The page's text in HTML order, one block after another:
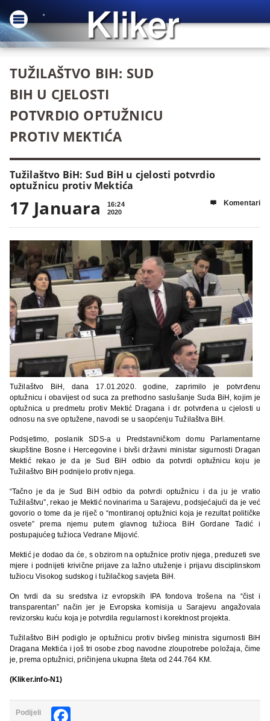
TUŽILAŠTVO BIH: SUD
BIH U CJELOSTI
POTVRDIO OPTUŽNICU
PROTIV MEKTIĆA
Tužilaštvo BiH: Sud BiH u cjelosti potvrdio
optužnicu protiv Mektića
17 Januara
16:24
2020
 Komentari
Tužilaštvo BiH, dana 17.01.2020. godine, zaprimilo je potvrđenu
optužnicu i obavijest od suca za prethodno saslušanje Suda BiH, kojim je
optužnica u predmetu protiv Mektić Dragana i dr. potvrđena u cjelosti u
odnosu na sve optužene, navodi se u saopćenju Tužilaštva BiH.
Podsjetimo, poslanik SDS-a u Predstavničkom domu Parlamentarne
skupštine Bosne i Hercegovine i bivši državni ministar sigurnosti Dragan
Mektić rekao je da je Sud BiH odbio da potvrdi optužnicu koju je
Tužilaštvo BiH podnijelo protiv njega.
“Tačno je da je Sud BiH odbio da potvrdi optužnicu i da ju je vratio
Tužilaštvu”, rekao je Mektić novinarima u Sarajevu, podsjećajući da je već
govorio o tome da je riječ o “montiranoj optužnici koja je rezultat političke
osvete” prema njemu putem glavnog tužioca BiH Gordane Tadić i
postupajućeg tužioca Vedrane Mijović.
Mektić je dodao da će, s obzirom na optužnice protiv njega, preduzeti sve
mjere i podnijeti krivične prijave za lažno utuženje i prijavu disciplinskom
tužiocu Visokog sudskog i tužilačkog savjeta BiH.
On tvrdi da su sredstva iz evropskih IPA fondova trošena na “čist i
transparentan” način jer je Evropska komisija u Sarajevu angažovala
revizorsku kuću koja je potvrdila regularnost i korektnost projekta.
Tužilaštvo BiH podiglo je optužnicu protiv bivšeg ministra sigurnosti BiH
Dragana Mektića i još tri osobe zbog navodne zloupotrebe položaja, čime
je, prema optužnici, pričinjena ukupna šteta od 244.764 KM.
(Kliker.info-N1)
Podijeli